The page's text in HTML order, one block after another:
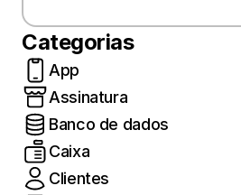
Categorias
App
Assinatura
Banco de dados
Caixa
Clientes